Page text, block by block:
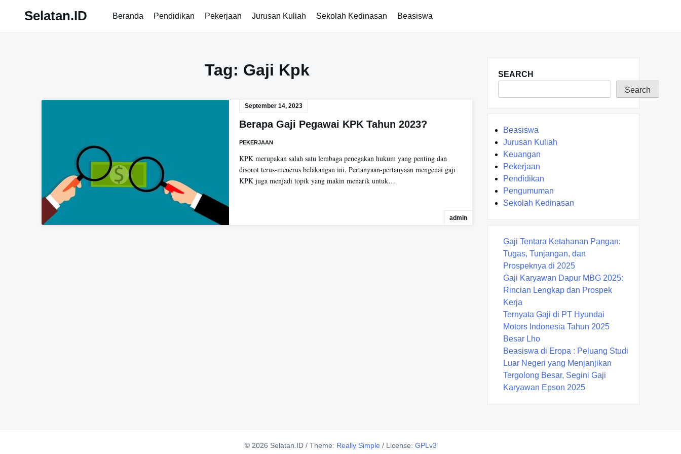
Selatan.ID Beranda Pendidikan Pekerjaan Jurusan Kuliah Sekolah Kedinasan Beasiswa
Tag: Gaji Kpk
September 14, 2023
Berapa Gaji Pegawai KPK Tahun 2023?
PEKERJAAN
KPK merupakan salah satu lembaga penegakan hukum yang penting dan
disorot terus-menerus belakangan ini. Pertanyaan-pertanyaan mengenai gaji
KPK juga menjadi topik yang makin menarik untuk…
admin
SEARCH
Search
Beasiswa
Jurusan Kuliah
Keuangan
Pekerjaan
Pendidikan
Pengumuman
Sekolah Kedinasan
Gaji Tentara Ketahanan Pangan:
Tugas, Tunjangan, dan
Prospeknya di 2025
Gaji Karyawan Dapur MBG 2025:
Rincian Lengkap dan Prospek
Kerja
Ternyata Gaji di PT Hyundai
Motors Indonesia Tahun 2025
Besar Lho
Beasiswa di Eropa : Peluang Studi
Luar Negeri yang Menjanjikan
Tergolong Besar, Segini Gaji
Karyawan Epson 2025
© 2026 Selatan.ID / Theme: Really Simple / License: GPLv3